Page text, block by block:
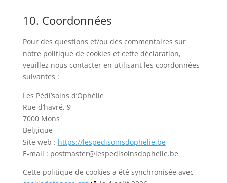
10. Coordonnées
Pour des questions et/ou des commentaires sur
notre politique de cookies et cette déclaration,
veuillez nous contacter en utilisant les coordonnées
suivantes :
Les Pédi’soins d’Ophélie
Rue d’havré, 9
7000 Mons
Belgique
Site web : https://lespedisoinsdophelie.be
E-mail : postmaster@lespedisoinsdophelie.be
Cette politique de cookies a été synchronisée avec